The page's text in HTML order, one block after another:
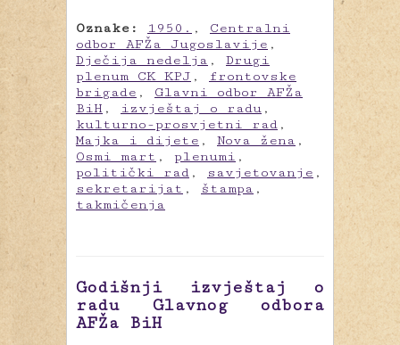
Oznake: 1950. , Centralni
odbor AFŽa Jugoslavije ,
Dječija nedelja , Drugi
plenum CK KPJ ,
frontovske
brigade , Glavni odbor AFŽa
BiH , izvještaj o radu ,
kulturno-prosvjetni rad ,
Majka i dijete , Nova žena ,
Osmi mart , plenumi ,
politički rad , savjetovanje ,
sekretarijat , štampa ,
takmičenja
Godišnji izvještaj o
radu Glavnog odbora
AFŽa BiH